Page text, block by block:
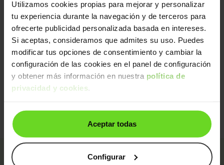
Utilizamos cookies propias para mejorar y personalizar
tu experiencia durante la navegación y de terceros para
ofrecerte publicidad personalizada basada en intereses.
Si aceptas, consideramos que admites su uso. Puedes
modificar tus opciones de consentimiento y cambiar la
configuración de las cookies en el panel de configuración
y obtener más información en nuestra política de
privacidad y cookies
Aceptar todas
Configurar
Mecánica impecable (con sustitución de piezas
clave)
Control final de calidad y seguridad
De un equipo de+250 expertos, este coche ha sido
certificado y pasado control de calidad:
Certificado: Luis Ernesto
¿Alguna duda? Te llamamos gratis